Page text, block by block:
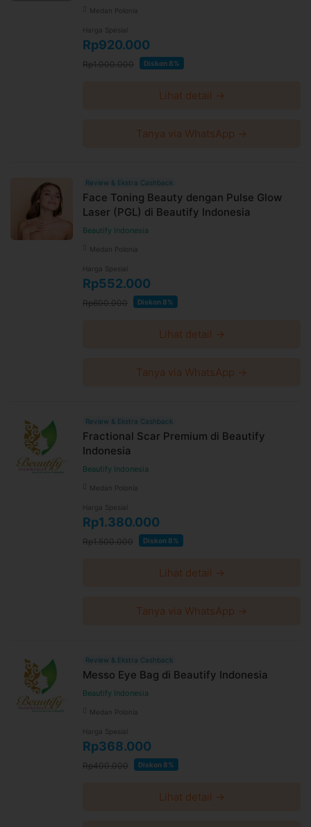
Medan Polonia
Harga Spesial
Rp920.000
Rp1.000.000 Diskon 8%
Lihat detail →
Tanya via WhatsApp →
Review & Ekstra Cashback
Face Toning Beauty dengan Pulse Glow
Laser (PGL) di Beautify Indonesia
Beautify Indonesia
Medan Polonia
Harga Spesial
Rp552.000
Rp600.000 Diskon 8%
Lihat detail →
Tanya via WhatsApp →
Review & Ekstra Cashback
Fractional Scar Premium di Beautify
Indonesia
Beautify Indonesia
Medan Polonia
Harga Spesial
Rp1.380.000
Rp1.500.000 Diskon 8%
Lihat detail →
Tanya via WhatsApp →
Review & Ekstra Cashback
Messo Eye Bag di Beautify Indonesia
Beautify Indonesia
Medan Polonia
Harga Spesial
Rp368.000
Rp400.000 Diskon 8%
Lihat detail →